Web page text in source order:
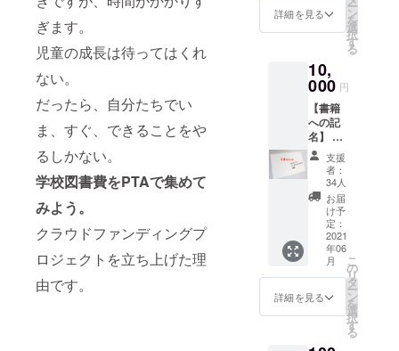
ぎます。
児童の成長は待ってはくれ
ない。
だったら、自分たちでい
ま、すぐ、できることをや
るしかない。
学校図書費をPTAで集めて
みよう。
クラウドファンディングプ
ロジェクトを立ち上げた理
由です。
は1冊に
2名以上
名する
ことも
ござい
ます。
あらか
じめご
了承く
ださ
い。
せん。
つかい
ち たろ
う） ※
匿名希
望可 ※
ニック
ネーム
可（常
識の範
囲内で
お願い
しま
す） ※
書籍価
格に
よって
は1冊に
2名以上
お名前
を入れ
させて
きま
す。備
考欄に
「お名
前（ふ
りが
な）」
の記入
をお願
いしま
す。お
届け先
情報
（住所
等）は
頂きま
せん。
詳細を見る ー
ン
を
選
択
す
る
10,
000 円
【書籍
への記
名】 1
口
（10,00
0円）に
つき、
購入し
た書籍
10冊の
見返し
部分に
支援者
のお名
前を入
れさせ
支援
者：
34人
お届
け予
定：
2021
年06
月
詳細を見る
こ
の
リ
タ
ー
ン
を
選
択
す
る